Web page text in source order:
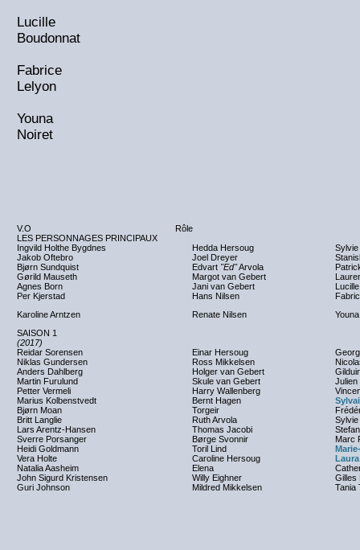
Lucille
Boudonnat
Fabrice
Lelyon
Youna
Noiret
V.O
Rôle
LES PERSONNAGES PRINCIPAUX
Ingvild Holthe Bygdnes
Hedda Hersoug
Jakob Oftebro
Joel Dreyer
Bjørn Sundquist
Edvart "Ed"Arvola
Gørild Mauseth
Margot van Gebert
Agnes Born
Jani van Gebert
Per Kjerstad
Hans Nilsen
Karoline Arntzen
Renate Nilsen
SAISON 1
(2017)
Reidar Sorensen
Einar Hersoug
Niklas Gundersen
Ross Mikkelsen
Anders Dahlberg
Holger van Gebert
Martin Furulund
Skule van Gebert
Julien
Petter Vermeli
Harry Wallenberg
Marius Kolbenstvedt
Bernt Hagen
Bjørn Moan
Torgeir
Britt Langlie
Ruth Arvola
Lars Arentz-Hansen
Thomas Jacobi
Sverre Porsanger
Børge Svonnir
Marc
Heidi Goldmann
Toril Lind
Vera Holte
Caroline Hersoug
Natalia Aasheim
Elena
John Sigurd Kristensen
Willy Eighner
Gilles
Guri Johnson
Mildred Mikkelsen Tania